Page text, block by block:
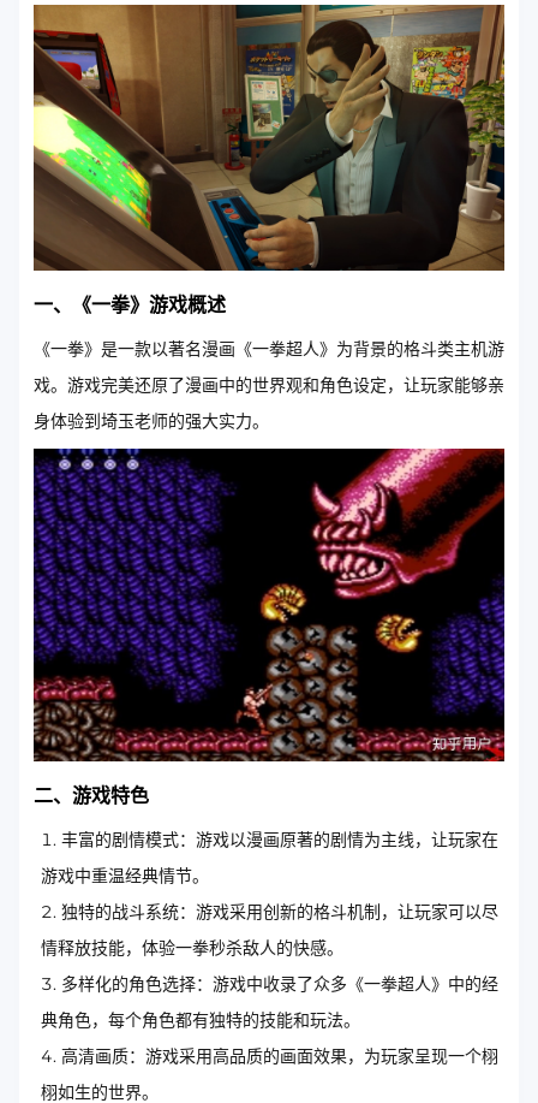
一、《一拳》游戏概述
《一拳》是一款以著名漫画《一拳超人》为背景的格斗类主机游
戏。游戏完美还原了漫画中的世界观和角色设定，让玩家能够亲
身体验到埼玉老师的强大实力。
二、游戏特色
丰富的剧情模式：游戏以漫画原著的剧情为主线，让玩家在
游戏中重温经典情节。
独特的战斗系统：游戏采用创新的格斗机制，让玩家可以尽
情释放技能，体验一拳秒杀敌人的快感。
多样化的角色选择：游戏中收录了众多《一拳超人》中的经
典角色，每个角色都有独特的技能和玩法。
高清画质：游戏采用高品质的画面效果，为玩家呈现一个栩
栩如生的世界。